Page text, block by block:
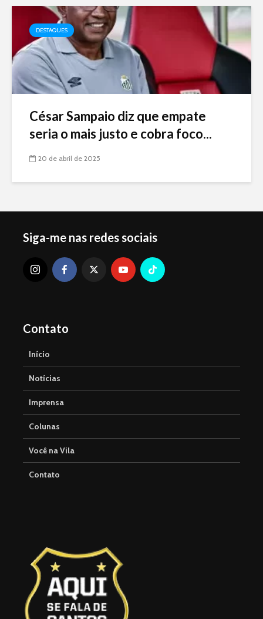
DESTAQUES
César Sampaio diz que empate
seria o mais justo e cobra foco...
20 de abril de 2025
Siga-me nas redes sociais
Contato
Início
Notícias
Imprensa
Colunas
Você na Vila
Contato